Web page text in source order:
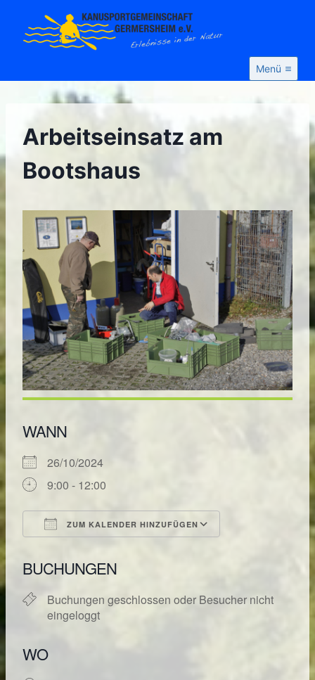
Inhalt
springen
Menü
Arbeitseinsatz am
Bootshaus
WANN
26/10/2024
9:00 - 12:00
ZUM KALENDER HINZUFÜGEN
BUCHUNGEN
Buchungen geschlossen oder Besucher nicht
eingeloggt
WO